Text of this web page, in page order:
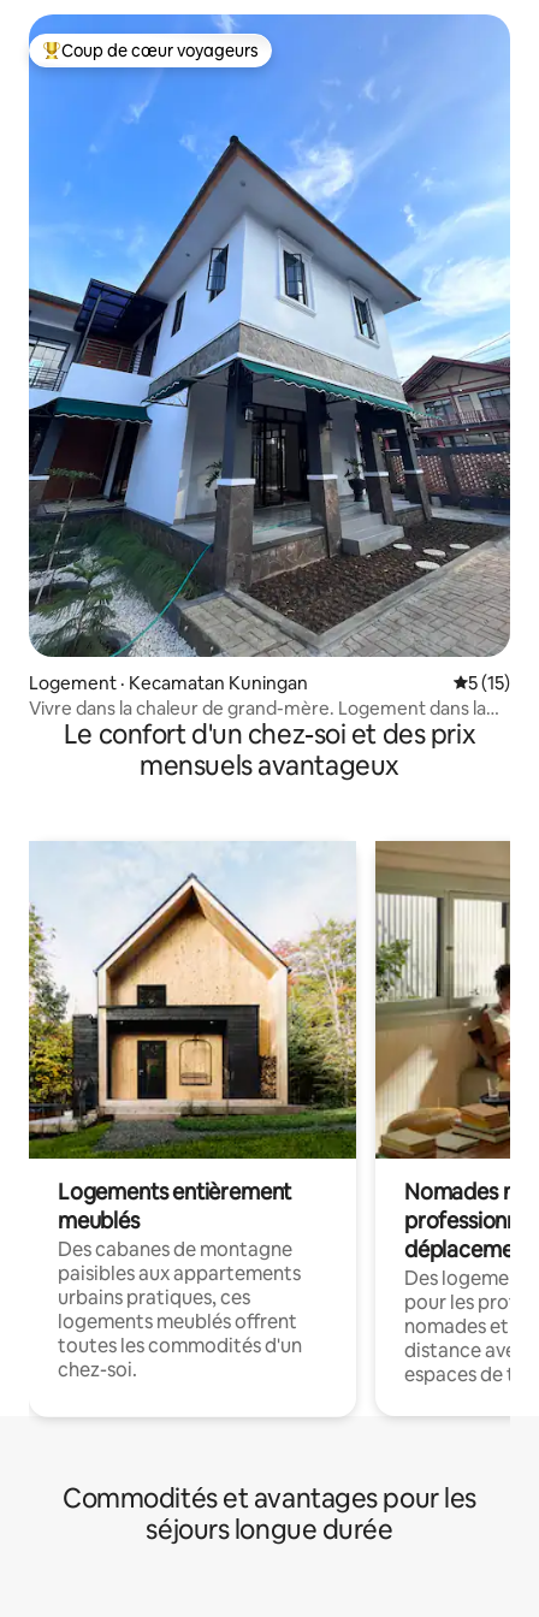
Coup de cœur voyageurs parmi les plus aimés
Coup de cœur voyageurs
Logement · Kecamatan Kuningan Note
5 (15)
Vivre dans la chaleur de grand-mère. Logement dans la
ville de Kuningan
Le confort d'un chez-soi et des prix
mensuels avantageux
Logements entièrement
meublés
Des cabanes de montagne
paisibles aux appartements
urbains pratiques, ces
logements meublés offrent
toutes les commodités d'un
chez-soi.
Nomades
déplacement
Des
pour les
nomades et
distance avec
espaces de
Commodités et avantages pour les
séjours longue durée